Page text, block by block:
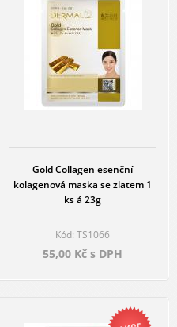
Gold Collagen esenční
kolagenová maska se zlatem 1
ks á 23g
Kód: TS1066
55,00 Kč s DPH